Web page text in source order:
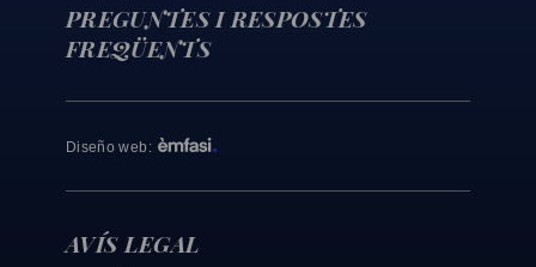
PREGUNTES I RESPOSTES
FREQÜENTS
AVÍS LEGAL
Diseño web :